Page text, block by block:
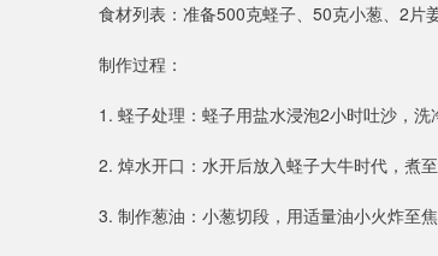
食材列表：准备500克蛏子、50克小葱、2片
制作过程：
1. 蛏子处理：蛏子用盐水浸泡2小时吐沙，洗
2. 焯水开口：水开后放入蛏子大牛时代，煮至
3. 制作葱油：小葱切段，用适量油小火炸至焦